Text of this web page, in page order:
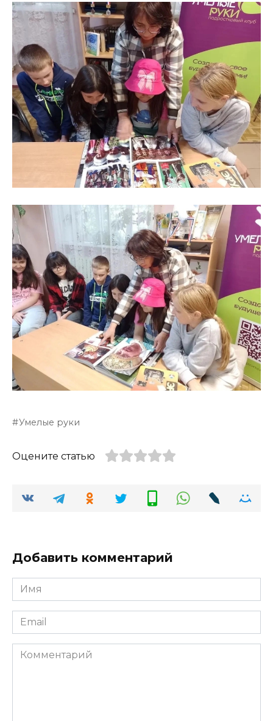
Умелые руки
Оцените статью
Добавить комментарий
Имя
*
Email
*
Комментарий